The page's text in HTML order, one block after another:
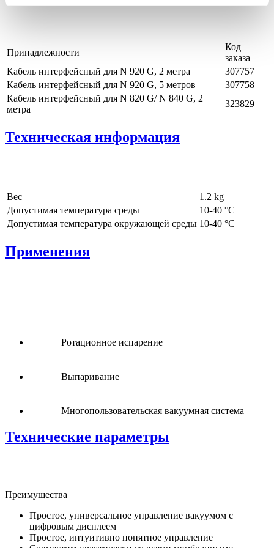
Принадлежности
Код
заказа
Кабель интерфейсный для N 920 G, 2 метра
307757
Кабель интерфейсный для N 920 G, 5 метров
307758
Кабель интерфейсный для N 820 G/ N 840 G, 2
метра
323829
Техническая информация
Вес 1.2 kg
Допустимая температура среды
10-40 °C
Допустимая температура окружающей среды 10-40 °C
Применения
Ротационное испарение
Выпаривание
Многопользовательская вакуумная система
Технические параметры
Преимущества
Простое, универсальное управление вакуумом с
цифровым дисплеем
Простое, интуитивно понятное управление